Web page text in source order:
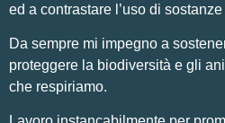
ed a contrastare l’uso di
Da sempre mi impegno a
proteggere la biodiversità e gli
che respiriamo.